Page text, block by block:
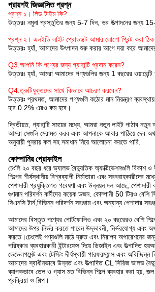
প্রায়শই জিজ্ঞাসিত প্রশ্ন
প্রশ্ন ১। লিড টাইম কি?
উত্তরঃ নমুনা প্রস্তুতির জন্য 5-7 দিন, ভর উত্পাদনের জন্য 15-
প্রশ্ন ২। এলইডি লাইট প্রোডাক্টে আমার লোগো প্রিন্ট করা
উত্তরঃ হ্যাঁ, আমাদের উৎপাদন শুরু করার আগে দয়া করে আমাদের
Q3.আপনি কি পণ্যের জন্য গ্যারান্টি প্রদান করেন?
উত্তরঃ হ্যাঁ, আমরা আমাদের পণ্যগুলির জন্য 1 বছরের
Q4.ত্রুটিযুক্তদের সাথে কিভাবে আচরণ করবেন?
উত্তরঃ প্রথমত, আমাদের পণ্যগুলি কঠোর মান নিয়ন্ত্রণ
হার 0.2% এরও কম হবে।
দ্বিতীয়ত, গ্যারান্টি সময়ের মধ্যে, আমরা নতুন লাইট পাঠাব নতুন
আমরা সেগুলি মেরামত করব এবং আপনাকে আবার পাঠিয়ে দেব
অনুযায়ী পুনরায় কল সহ সমাধান নিয়ে আলোচনা করতে পারি.
কোম্পানির প্রোফাইল
চেংলি ২০ বছর ধরে ভ্যালভ বৈদ্যুতিক অ্যাক্টিভেশনগুলি বিকাশ
শিল্পের শীর্ষস্থানীয় বিশ্বব্যাপী নির্মাতারা এবং
পেশাদারী প্রযুক্তিগত গবেষণা এবং উন্নয়ন দল আছে, পেশাদারী
গুণমান পরিদর্শন কর্মীদের কয়েক ডজন. কোম্পানী 50 টিরও বেশি
সিএনসি টার্ন,বিভিন্ন পরিদর্শন সরঞ্জাম এবং অন্যান্য পেশাদার
আমাদের বিস্তৃত পণ্যের পোর্টফোলিও এবং ২০ বছরেরও বেশি
আমাদের উপর নির্ভর করতে পারেন উদ্ভাবনী, নির্ভরযোগ্য এবং
করতে।চেংলেই পণ্যগুলি মাঠে দ্রুত এবং নিরাপদ অপারেশনের
পরিষ্কার ব্যবহারকারী ইন্টারফেস দিয়ে ডিজাইন এবং উত্পাদিত
ডেভেলপমেন্ট এবং টেস্টিং দীর্ঘস্থায়ী পারফরম্যান্স এবং অবিচ্ছিন্ন
আমাদের স্বাধীনভাবে উন্নত এবং উত্পাদিত CL সিরিজ ভালভ
ব্যাপকভাবে তেল ও গ্যাস মত বিভিন্ন শিল্পে ব্যবহার করা হয়,
প্রক্রিয়া ও শিল্প।